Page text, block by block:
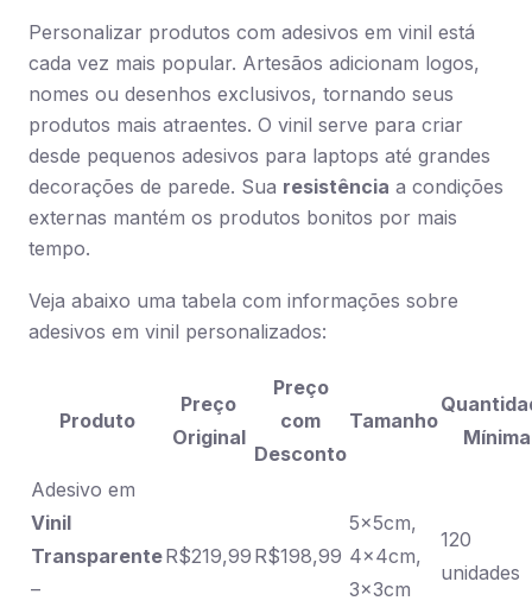
Personalizar produtos com adesivos em vinil está
cada vez mais popular. Artesãos adicionam logos,
nomes ou desenhos exclusivos, tornando seus
produtos mais atraentes. O vinil serve para criar
desde pequenos adesivos para laptops até grandes
decorações de parede. Sua resistência a condições
externas mantém os produtos bonitos por mais
tempo.
Veja abaixo uma tabela com informações sobre
adesivos em vinil personalizados:
Produto
Preço
Original
Preço
com
Desconto
Tamanho
Mínima
Adesivo em
Vinil
Transparente
–
R$219,99 R$198,99
5x5cm,
4x4cm,
3x3cm
120
unidades